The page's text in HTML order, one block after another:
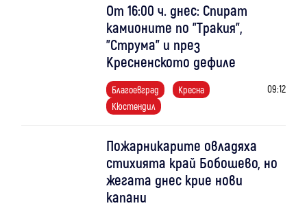
От 16:00 ч. днес: Спират
камионите по "Тракия",
"Струма" и през
Кресненското дефиле
Благоевград
Кресна
Кюстендил
09:12
Пожарникарите овладяха
стихията край Бобошево, но
жегата днес крие нови
капани